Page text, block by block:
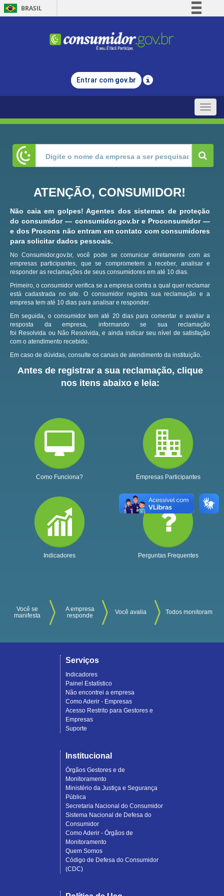
BRASIL
Comunica BR
Legislação
Entrar com gov.br
Toggle
ATENÇÃO, CONSUMIDOR!
Não caia em golpes! Agentes dos sistemas de proteção
do consumidor — consumidor.gov.br e Proconsumidor —
e dos Procons não entram em contato com consumidores
para solicitar dados pessoais.
No Consumidor.gov.br, você pode se comunicar diretamente com as
empresas participantes, que se comprometem a receber, analisar e
responder as reclamações de seus consumidores em até 10 dias.
Primeiro, o consumidor verifica se a empresa contra a qual quer reclamar
está cadastrada no site.O consumidor registra sua reclamação e a
empresa tem até 10 dias para analisar e responder.
Em seguida, o consumidor tem até 20 dias para comentar e avaliar a
resposta da empresa, informando se sua reclamação
foi Resolvida ou Não Resolvida, e ainda indicar seu nível de satisfação
com o atendimento recebido.
Em caso de dúvidas, consulte os canais de atendimento da instituição.
Antes de registrar a sua reclamação, clique
nos itens abaixo e leia:
Como Funciona? Empresas Participantes
Indicadores Perguntas Frequentes
Você se
manifesta
A empresa
responde
Você avalia Todos monitoram
Serviços
Indicadores
Painel Estatístico
Não encontrei a empresa
Como Aderir - Empresas
Acesso Restrito para Gestores e
Empresas
Suporte
Institucional
Órgãos Gestores e de
Monitoramento
Ministério da Justiça e Segurança
Pública
Secretaria Nacional do Consumidor
Sistema Nacional de Defesa do
Consumidor
Como Aderir - Órgãos de
Monitoramento
Quem Somos
Código de Defesa do Consumidor
(CDC)